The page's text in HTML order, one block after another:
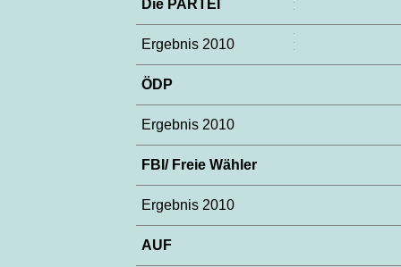
Die PARTEI
Ergebnis 2010
ÖDP
Ergebnis 2010
FBI/ Freie Wähler
Ergebnis 2010
AUF